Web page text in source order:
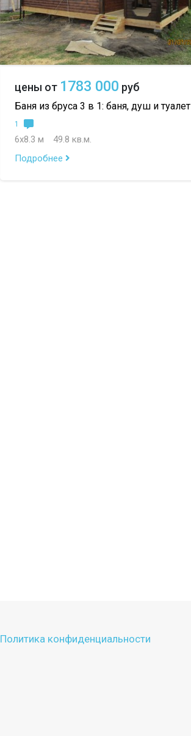
цены от 1783 000 руб
Баня из бруса 3 в 1: баня, душ и туалет
1
6х8.3 м
49.8 кв.м.
Подробнее
Политика конфиденциальности